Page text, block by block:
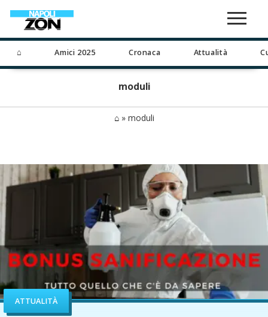
⌂ Amici 2025 Cronaca Attualità
moduli
⌂» moduli
ATTUALITÀ